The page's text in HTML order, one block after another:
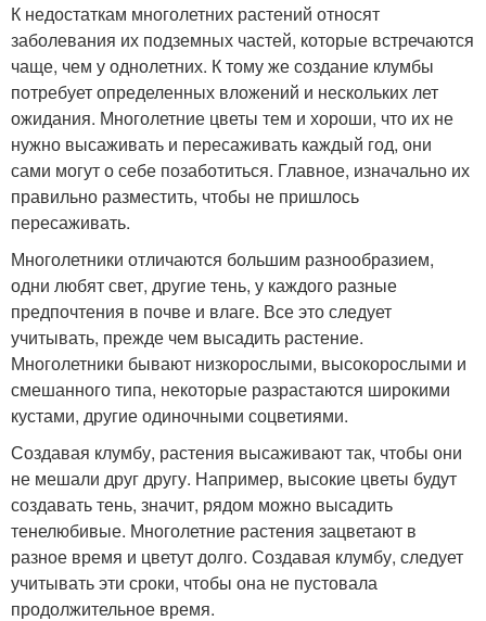
К недостаткам многолетних растений относят
заболевания их подземных частей, которые встречаются
чаще, чем у однолетних. К тому же создание клумбы
потребует определенных вложений и нескольких лет
ожидания. Многолетние цветы тем и хороши, что их не
нужно высаживать и пересаживать каждый год, они
сами могут о себе позаботиться. Главное, изначально их
правильно разместить, чтобы не пришлось
пересаживать.
Многолетники отличаются большим разнообразием,
одни любят свет, другие тень, у каждого разные
предпочтения в почве и влаге. Все это следует
учитывать, прежде чем высадить растение.
Многолетники бывают низкорослыми, высокорослыми и
смешанного типа, некоторые разрастаются широкими
кустами, другие одиночными соцветиями.
Создавая клумбу, растения высаживают так, чтобы они
не мешали друг другу. Например, высокие цветы будут
создавать тень, значит, рядом можно высадить
тенелюбивые. Многолетние растения зацветают в
разное время и цветут долго. Создавая клумбу, следует
учитывать эти сроки, чтобы она не пустовала
продолжительное время.